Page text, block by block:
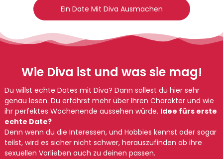
Ein Date Mit Diva Ausmachen
Wie Diva ist und was sie mag!
Du willst echte Dates mit Diva? Dann sollest du hier sehr
genau lesen. Du erfährst mehr über Ihren Charakter und wie
ihr perfektes Wochenende aussehen würde. Idee fürs erste
echte Date?
Denn wenn du die Interessen, und Hobbies kennst oder sogar
teilst, wird es sicher nicht schwer, herauszufinden ob ihre
sexuellen Vorlieben auch zu deinen passen.